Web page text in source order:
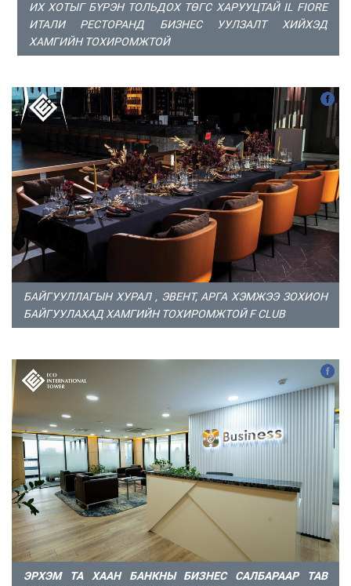
ИХ ХОТЫГ БҮРЭН ТОЛЬДОХ ТӨГС ХАРУУЦТАЙ IL FIORE
ИТАЛИ РЕСТОРАНД БИЗНЕС УУЛЗАЛТ ХИЙХЭД
ХАМГИЙН ТОХИРОМЖТОЙ
БАЙГУУЛЛАГЫН ХУРАЛ , ЭВЕНТ, АРГА ХЭМЖЭЭ ЗОХИОН
БАЙГУУЛАХАД ХАМГИЙН ТОХИРОМЖТОЙ F CLUB
ЭРХЭМ ТА ХААН БАНКНЫ БИЗНЕС САЛБАРААР ТАВ